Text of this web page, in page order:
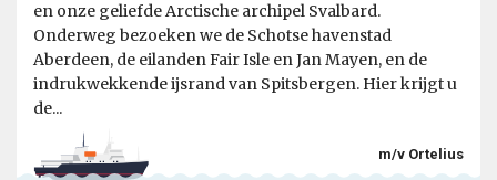
en onze geliefde Arctische archipel Svalbard.
Onderweg bezoeken we de Schotse havenstad
Aberdeen, de eilanden Fair Isle en Jan Mayen, en de
indrukwekkende ijsrand van Spitsbergen. Hier krijgt u
de...
m/v Ortelius